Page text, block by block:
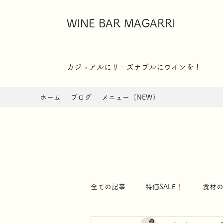
WINE BAR MAGARRI
​カジュアルにリーズナブルにワインを！
ホーム ブログ メニュー（NEW）
全ての記事 特価SALE！ 食材